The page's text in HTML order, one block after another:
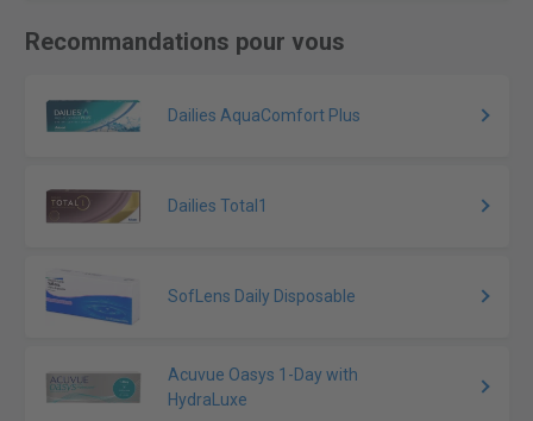
Recommandations pour vous
Dailies AquaComfort Plus
Dailies Total1
SofLens Daily Disposable
Acuvue Oasys 1-Day with
HydraLuxe